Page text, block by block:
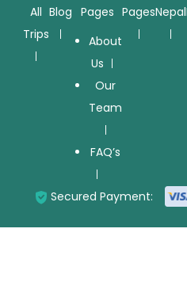
All
Trips
Blog Pages
About
Us
Our
Team
FAQ’s
PagesNepal
Secured Payment: